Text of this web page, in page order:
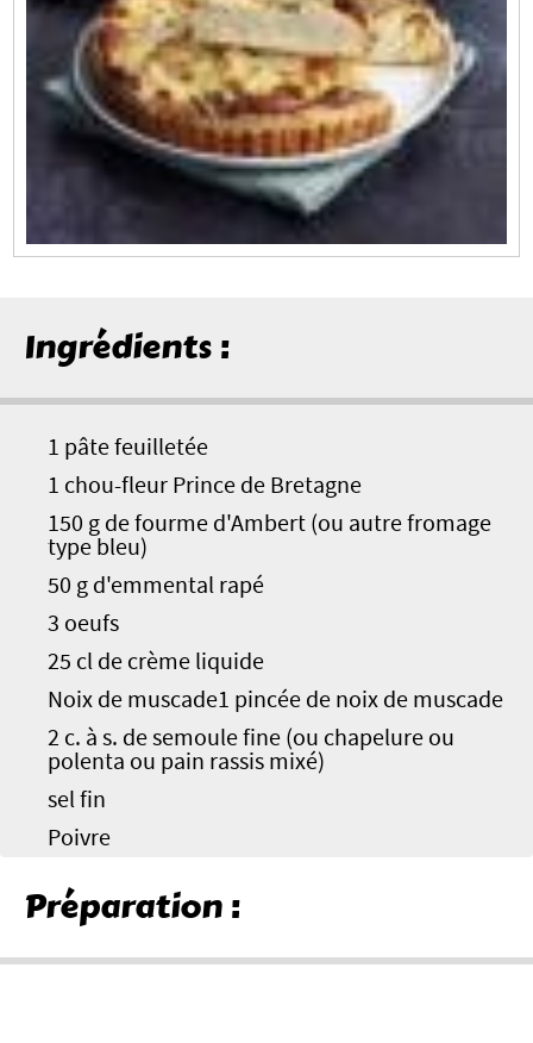
Ingrédients :
1 pâte feuilletée
1 chou-fleur Prince de Bretagne
150 g de fourme d'Ambert (ou autre fromage
type bleu)
50 g d'emmental rapé
3 oeufs
25 cl de crème liquide
Noix de muscade1 pincée de noix de muscade
2 c. à s. de semoule fine (ou chapelure ou
polenta ou pain rassis mixé)
sel fin
Poivre
Préparation :